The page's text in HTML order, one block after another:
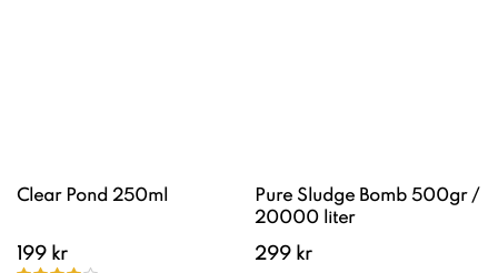
Clear Pond 250ml
199 kr
Pure Sludge Bomb 500gr /
20000 liter
299 kr